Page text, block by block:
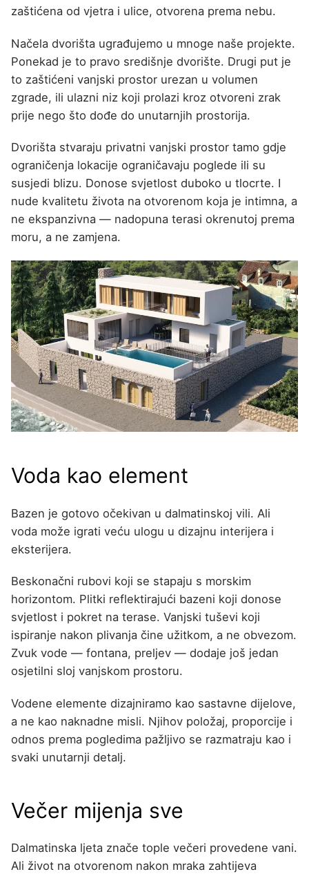
zaštićena od vjetra i ulice, otvorena prema nebu.
Načela dvorišta ugrađujemo u mnoge naše projekte.
Ponekad je to pravo središnje dvorište. Drugi put je
to zaštićeni vanjski prostor urezan u volumen
zgrade, ili ulazni niz koji prolazi kroz otvoreni zrak
prije nego što dođe do unutarnjih prostorija.
Dvorišta stvaraju privatni vanjski prostor tamo gdje
ograničenja lokacije ograničavaju poglede ili su
susjedi blizu. Donose svjetlost duboko u tlocrte. I
nude kvalitetu života na otvorenom koja je intimna, a
ne ekspanzivna — nadopuna terasi okrenutoj prema
moru, a ne zamjena.
Voda kao element
Bazen je gotovo očekivan u dalmatinskoj vili. Ali
voda može igrati veću ulogu u dizajnu interijera i
eksterijera.
Beskonačni rubovi koji se stapaju s morskim
horizontom. Plitki reflektirajući bazeni koji donose
svjetlost i pokret na terase. Vanjski tuševi koji
ispiranje nakon plivanja čine užitkom, a ne obvezom.
Zvuk vode — fontana, preljev — dodaje još jedan
osjetilni sloj vanjskom prostoru.
Vodene elemente dizajniramo kao sastavne dijelove,
a ne kao naknadne misli. Njihov položaj, proporcije i
odnos prema pogledima pažljivo se razmatraju kao i
svaki unutarnji detalj.
Večer mijenja sve
Dalmatinska ljeta znače tople večeri provedene vani.
Ali život na otvorenom nakon mraka zahtijeva